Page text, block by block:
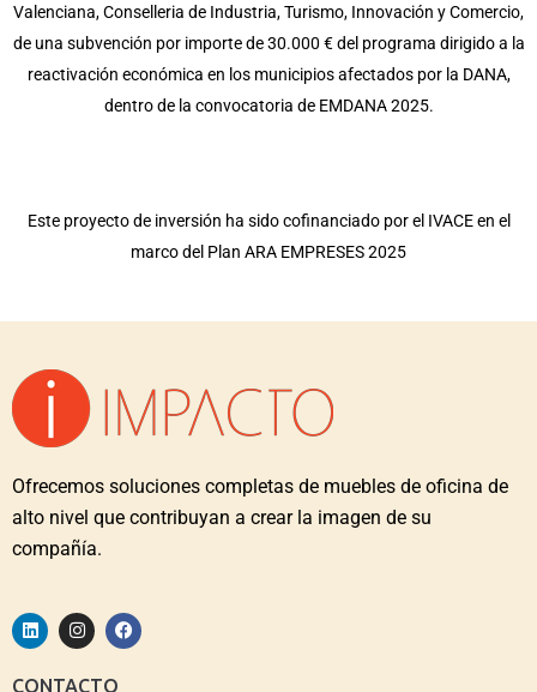
Valenciana, Conselleria de Industria, Turismo, Innovación y Comercio,
de una subvención por importe de 30.000 € del programa dirigido a la
reactivación económica en los municipios afectados por la DANA,
dentro de la convocatoria de EMDANA 2025.
Este proyecto de inversión ha sido cofinanciado por el IVACE en el
marco del Plan ARA EMPRESES 2025
Ofrecemos soluciones completas de muebles de oficina de
alto nivel que contribuyan a crear la imagen de su
compañía.
CONTACTO